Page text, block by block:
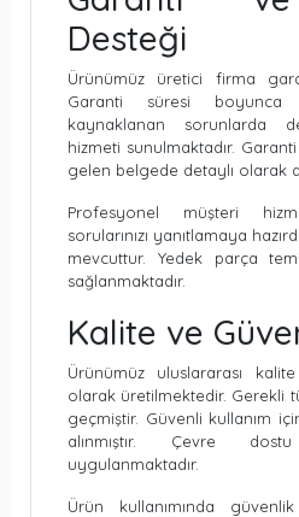
Desteği
Ürünümüz üretici firma
Garanti süresi boyunca
kaynaklanan sorunlarda
hizmeti sunulmaktadır.
gelen belgede detaylı olarak
Profesyonel müşteri
sorularınızı yanıtlamaya
mevcuttur. Yedek parça
sağlanmaktadır.
Kalite ve
Ürünümüz uluslararası
olarak üretilmektedir. Gerekli
geçmiştir. Güvenli kullanım
alınmıştır. Çevre
uygulanmaktadır.
Ürün kullanımında